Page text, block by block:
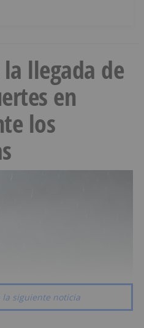
llegada de
en
los
la siguiente noticia